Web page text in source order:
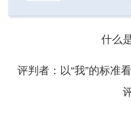
什么
评判者：以“我”的标准